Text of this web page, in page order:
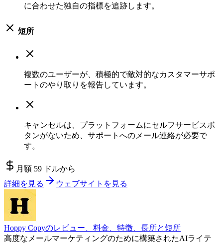
に合わせた独自の指標を追跡します。
短所
複数のユーザーが、積極的で敵対的なカスタマーサポ
ートのやり取りを報告しています。
キャンセルは、プラットフォームにセルフサービスボ
タンがないため、サポートへのメール連絡が必要で
す。
月額 59 ドルから
詳細を見る
ウェブサイトを見る
Hoppy Copyのレビュー、料金、特徴、長所と短所
高度なメールマーケティングのために構築されたAIライテ